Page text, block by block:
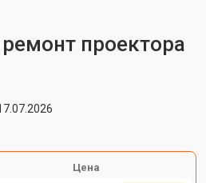
проектора
Цена